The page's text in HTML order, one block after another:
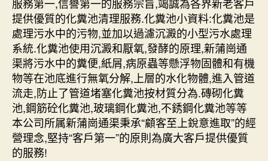
服務第一,信譽第一的服務宗旨,竭誠為各界新老客戶
提供優質的化糞池清理服務.化糞池小資料:化糞池是
處理污水中的污物,並加以過濾沉澱的小型污水處理
系統.化糞池使用沉澱和厭氧,發酵的原理,新蒲崗通
渠將污水中的糞便,紙屑,病原蟲等懸浮物固體和有機
物等在池底進行無氧分解,上層的水化物體,進入管道
流走,防止了管道堵塞化糞池按材質分為.磚砌化糞
池,鋼筋砼化糞池,玻璃鋼化糞池,不銹鋼化糞池等等
本公司所属新蒲崗通渠秉承“顧客至上銳意進取”的經
營理念,堅持“客戶第一”的原則為廣大客戶提供優質
的服務!